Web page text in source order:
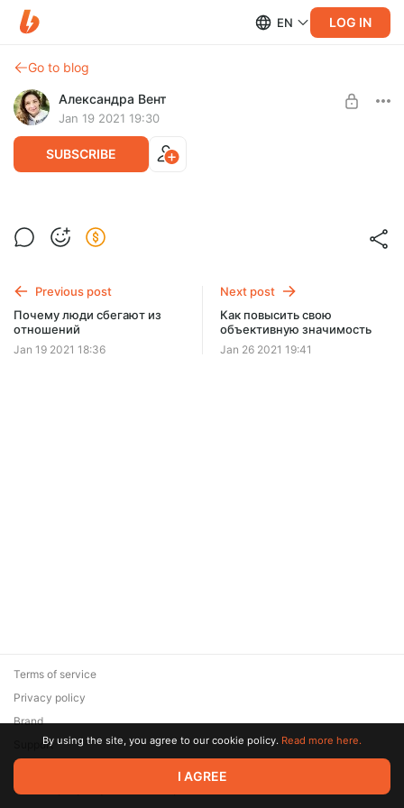
EN LOG IN
Go to blog
Александра Вент
Jan 19 2021 19:30
SUBSCRIBE
Потребности в отношениях
SUBSCRIBE
Previous post
Почему люди сбегают из
отношений
Jan 19 2021 18:36
Next post
Как повысить свою
объективную значимость
Jan 26 2021 19:41
© 2026 Zaya Solutions Limited. All rights reserved. All trademarks
are the property of their respective owners.
Terms of service
Privacy policy
Brand
SupportBy using the site, you agree to our cookie policy. Read more here.
I AGREE